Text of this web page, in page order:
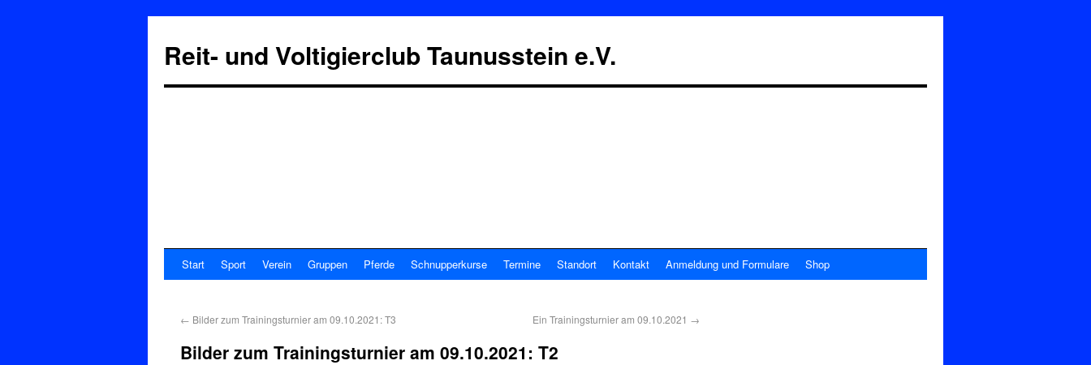
Reit- und Voltigierclub Taunusstein e.V.
Start Sport Verein Gruppen Pferde Schnupperkurse Termine Standort Kontakt Anmeldung und Formulare Shop
← Bilder zum Trainingsturnier am 09.10.2021: T3 Ein Trainingsturnier am 09.10.2021 →
Bilder zum Trainingsturnier am 09.10.2021: T2